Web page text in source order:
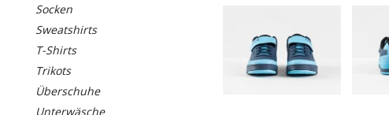
Socken
Sweatshirts
T-Shirts
Trikots
Überschuhe
Unterwäsche